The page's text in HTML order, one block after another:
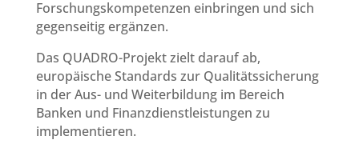
Forschungskompetenzen einbringen und sich
gegenseitig ergänzen.
Das QUADRO-Projekt zielt darauf ab,
europäische Standards zur Qualitätssicherung
in der Aus- und Weiterbildung im Bereich
Banken und Finanzdienstleistungen zu
implementieren.